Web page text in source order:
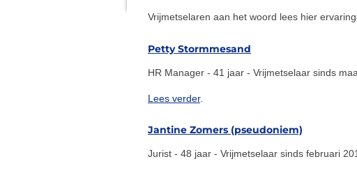
Vrijmetselaren aan het woord lees hier
Petty Stormmesand
HR Manager - 41 jaar - Vrijmetselaar sinds
Lees verder.
Jantine Zomers (pseudoniem)
Jurist - 48 jaar - Vrijmetselaar sinds februari